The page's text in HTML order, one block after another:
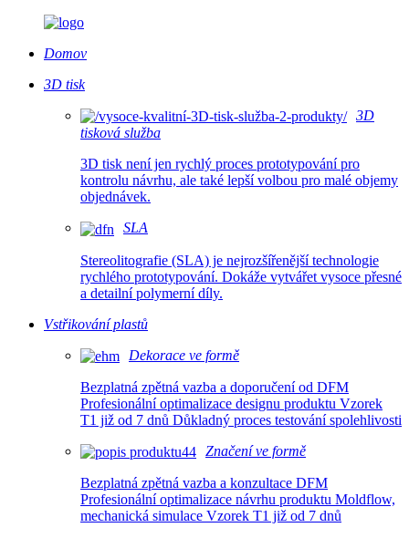
Domov
3D tisk
3D
tisková služba
3D tisk není jen rychlý proces prototypování pro
kontrolu návrhu, ale také lepší volbou pro malé objemy
objednávek.
SLA
Stereolitografie (SLA) je nejrozšířenější technologie
rychlého prototypování. Dokáže vytvářet vysoce přesné
a detailní polymerní díly.
Vstřikování plastů
Dekorace ve formě
Bezplatná zpětná vazba a doporučení od DFM
Profesionální optimalizace designu produktu Vzorek
T1 již od 7 dnů Důkladný proces testování spolehlivosti
Značení ve formě
Bezplatná zpětná vazba a konzultace DFM
Profesionální optimalizace návrhu produktu Moldflow,
mechanická simulace Vzorek T1 již od 7 dnů